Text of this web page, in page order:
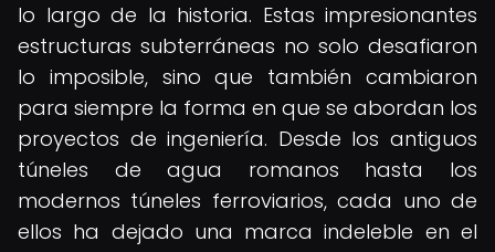
lo largo de la historia. Estas impresionantes
estructuras subterráneas no solo desafiaron
lo imposible, sino que también cambiaron
para siempre la forma en que se abordan los
proyectos de ingeniería. Desde los antiguos
túneles de agua romanos hasta los
modernos túneles ferroviarios, cada uno de
ellos ha dejado una marca indeleble en el